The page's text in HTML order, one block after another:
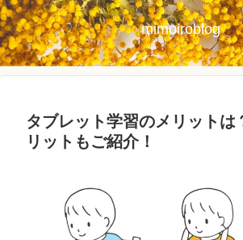
mimoiroblog
タブレット学習のメリットは
リットもご紹介！